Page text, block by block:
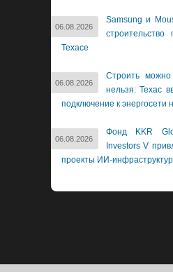
06.08.2026
Samsung и
Техасе
06.08.2026
Строить
нельзя: Техас
подключение к
06.08.2026
Фонд KKR
Investors V
проекты ИИ-